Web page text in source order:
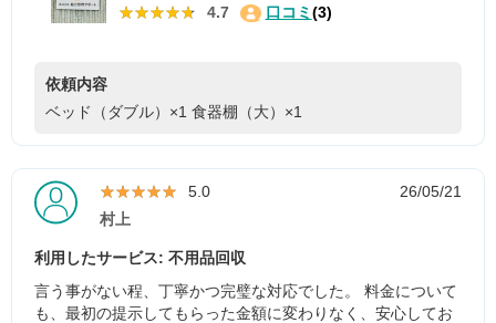
★★★★★
★★★★★ 4.7 口コミ (3)
依頼内容
ベッド（ダブル）×1 食器棚（大）×1
★★★★★
★★★★★ 5.0
26/05/21
村上
利用したサービス: 不用品回収
言う事がない程、丁寧かつ完璧な対応でした。 料金について
も、最初の提示してもらった金額に変わりなく、安心してお